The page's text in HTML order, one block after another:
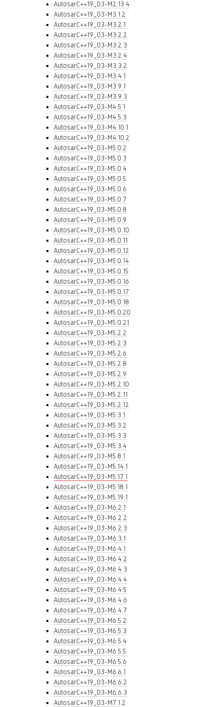
AutosarC++19_03-M2.13.4
AutosarC++19_03-M3.1.2
AutosarC++19_03-M3.2.1
AutosarC++19_03-M3.2.2
AutosarC++19_03-M3.2.3
AutosarC++19_03-M3.2.4
AutosarC++19_03-M3.3.2
AutosarC++19_03-M3.4.1
AutosarC++19_03-M3.9.1
AutosarC++19_03-M3.9.3
AutosarC++19_03-M4.5.1
AutosarC++19_03-M4.5.3
AutosarC++19_03-M4.10.1
AutosarC++19_03-M4.10.2
AutosarC++19_03-M5.0.2
AutosarC++19_03-M5.0.3
AutosarC++19_03-M5.0.4
AutosarC++19_03-M5.0.5
AutosarC++19_03-M5.0.6
AutosarC++19_03-M5.0.7
AutosarC++19_03-M5.0.8
AutosarC++19_03-M5.0.9
AutosarC++19_03-M5.0.10
AutosarC++19_03-M5.0.11
AutosarC++19_03-M5.0.12
AutosarC++19_03-M5.0.14
AutosarC++19_03-M5.0.15
AutosarC++19_03-M5.0.16
AutosarC++19_03-M5.0.17
AutosarC++19_03-M5.0.18
AutosarC++19_03-M5.0.20
AutosarC++19_03-M5.0.21
AutosarC++19_03-M5.2.2
AutosarC++19_03-M5.2.3
AutosarC++19_03-M5.2.6
AutosarC++19_03-M5.2.8
AutosarC++19_03-M5.2.9
AutosarC++19_03-M5.2.10
AutosarC++19_03-M5.2.11
AutosarC++19_03-M5.2.12
AutosarC++19_03-M5.3.1
AutosarC++19_03-M5.3.2
AutosarC++19_03-M5.3.3
AutosarC++19_03-M5.3.4
AutosarC++19_03-M5.8.1
AutosarC++19_03-M5.14.1
AutosarC++19_03-M5.17.1
AutosarC++19_03-M5.18.1
AutosarC++19_03-M5.19.1
AutosarC++19_03-M6.2.1
AutosarC++19_03-M6.2.2
AutosarC++19_03-M6.2.3
AutosarC++19_03-M6.3.1
AutosarC++19_03-M6.4.1
AutosarC++19_03-M6.4.2
AutosarC++19_03-M6.4.3
AutosarC++19_03-M6.4.4
AutosarC++19_03-M6.4.5
AutosarC++19_03-M6.4.6
AutosarC++19_03-M6.4.7
AutosarC++19_03-M6.5.2
AutosarC++19_03-M6.5.3
AutosarC++19_03-M6.5.4
AutosarC++19_03-M6.5.5
AutosarC++19_03-M6.5.6
AutosarC++19_03-M6.6.1
AutosarC++19_03-M6.6.2
AutosarC++19_03-M6.6.3
AutosarC++19_03-M7.1.2